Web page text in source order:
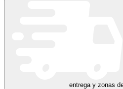
entrega y zonas